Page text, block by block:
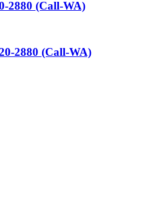
2880 (Call-WA)
2880 (Call-WA)